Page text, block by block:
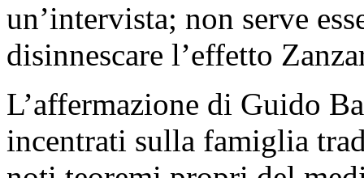
un’intervista; non serve
disinnescare l’effetto
L’affermazione di Guido
incentrati sulla famiglia